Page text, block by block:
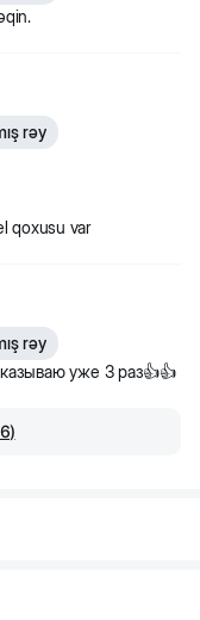
rəy
qoxusu var
rəy
уже 3 раз👍👍
)